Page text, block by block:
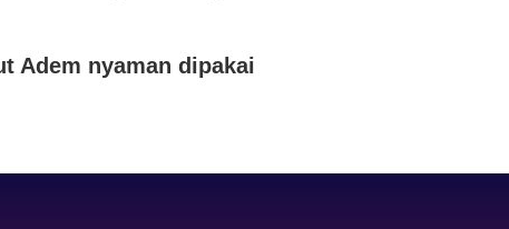
Adem nyaman dipakai